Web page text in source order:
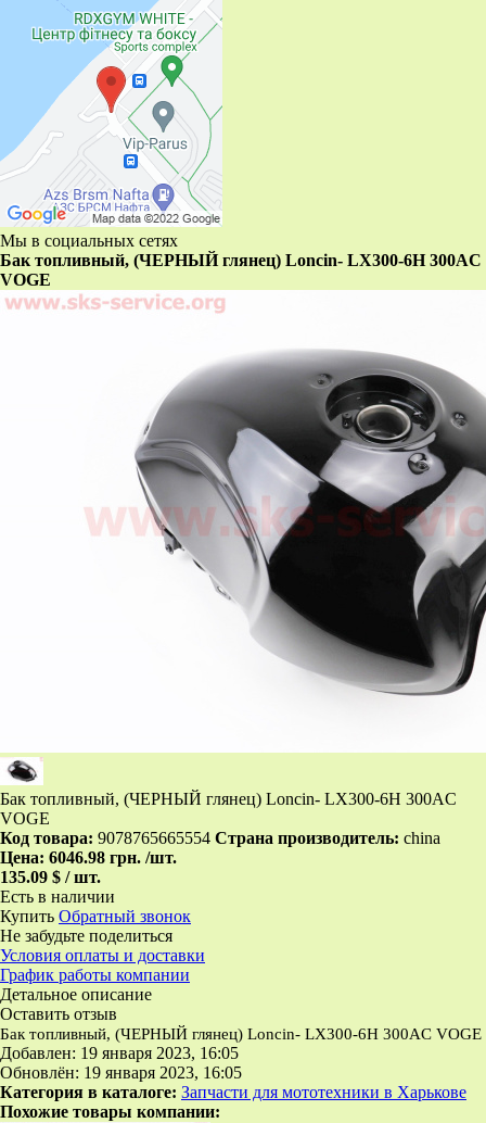
Мы в социальных сетях
Бак топливный, (ЧЕРНЫЙ глянец) Loncin- LX300-6H 300AC
VOGE
Бак топливный, (ЧЕРНЫЙ глянец) Loncin- LX300-6H 300AC
VOGE
Код товара: 9078765665554 Страна производитель: china
Цена: 6046.98 грн. /шт.
135.09 $ / шт.
Есть в наличии
Купить Обратный звонок
Не забудьте поделиться
Условия оплаты и доставки
График работы компании
Детальное описание
Оставить отзыв
Бак топливный, (ЧЕРНЫЙ глянец) Loncin- LX300-6H 300AC VOGE
Добавлен: 19 января 2023, 16:05
Обновлён: 19 января 2023, 16:05
Категория в каталоге: Запчасти для мототехники в Харькове
Похожие товары компании: